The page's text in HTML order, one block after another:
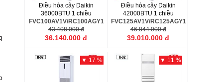
Điều hòa cây Daikin
36000BTU 1 chiều
FVC100AV1V/RC100AGY1V
43.408.000 đ
36.140.000 đ
Điều hòa cây Daikin
42000BTU 1 chiều
FVC125AV1V/RC125AGY1V
46.844.000 đ
39.010.000 đ
▼ 17 % ▼ 11 %